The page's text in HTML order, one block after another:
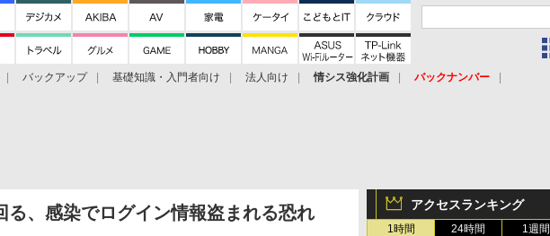
バックアップ 基礎知識・入門者向け 法人向け 情シス強化計画
バックナンバー
アクセスランキング
1時間 24時間 1週間
、感染でログイン情報盗まれる恐れ